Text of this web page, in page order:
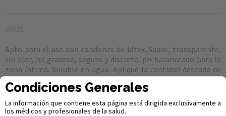
Condiciones Generales
La información que contiene esta página está dirigida exclusivamente a
los médicos y profesionales de la salud.
Apto para el uso con condones de látex. Suave, transparente,
sin olor, no grasoso, seguro y discreto. pH balanceado para la
zona íntima. Soluble en agua. Aplique la cantidad deseada de
gel lubricante Ludika® en la zona íntima o directamente sobre
el preservativo. Aplique nuevamente si es necesario. Puede
usarse como lubricante en exámenes ginecológicos. Conserve
el producto tapado después de su uso.